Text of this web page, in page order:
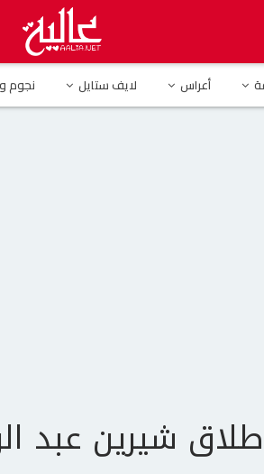
أعراس لايف ستايل نجوم
تؤكد طلاق شيرين عبد الوهاب وحسام حبيب رسميا
شيرين عبد